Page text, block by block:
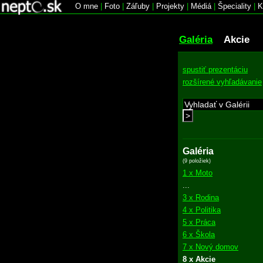
O mne Foto Záľuby Projekty Médiá| Špeciality
Galéria Akcie
spustiť prezentáciu
rozšírené vyhľadávanie
>
Galéria
(9 položiek)
1 x Moto
3 x Rodina
4 x Politika
5 x Práca
6 x Škola
7 x Nový domov
8 x Akcie